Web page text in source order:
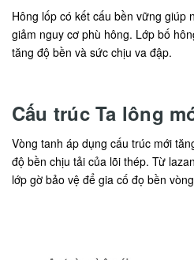
Hông lốp có kết cấu bền vững giúp
giảm nguy cơ phù hông. Lớp bố
tăng độ bền và sức chịu va đập.
Cấu trúc Ta lông
Vòng tanh áp dụng cấu trúc mới
độ bền chịu tải của lõi thép. Từ
lớp gờ bảo vệ để gia cố đọ bền